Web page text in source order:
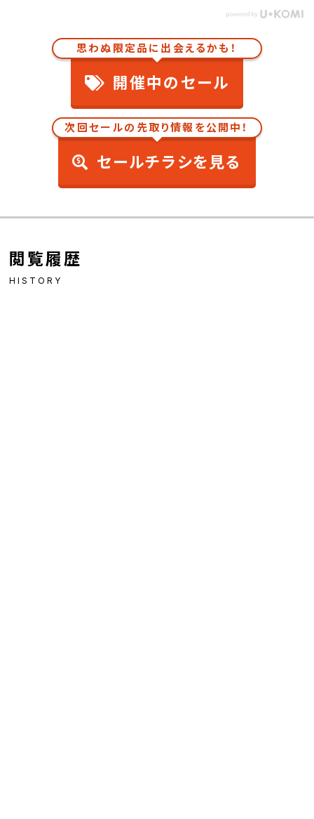
思わぬ限定品に出会えるかも！
開催中のセール
次回セールの先取り情報を公開中！
セールチラシを見る
閲覧履歴
HISTORY